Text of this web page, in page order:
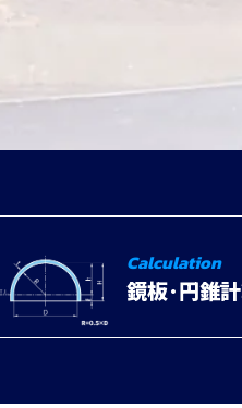
Calculation
鏡板･円錐